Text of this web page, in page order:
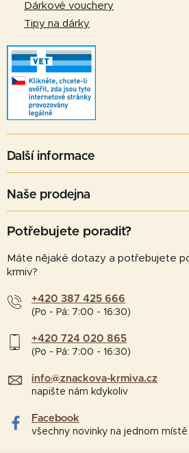
Dárkové vouchery
Tipy na dárky
Další informace
Naše prodejna
Potřebujete poradit?
Máte nějaké dotazy a potřebujete
krmiv?
+420 387 425 666
(Po - Pá: 7:00 - 16:30)
+420 724 020 865
(Po - Pá: 7:00 - 16:30)
info@znackova-krmiva.cz
napište nám kdykoliv
Facebook
všechny novinky na jednom místě